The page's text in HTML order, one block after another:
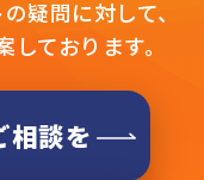
疑問に対して、
ております。
相談を